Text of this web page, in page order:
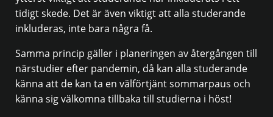
tidigt skede. Det är även viktigt att alla studerande
inkluderas, inte bara några få.
Samma princip gäller i planeringen av återgången till
närstudier efter pandemin, då kan alla studerande
känna att de kan ta en välförtjänt sommarpaus och
känna sig välkomna tillbaka till studierna i höst!